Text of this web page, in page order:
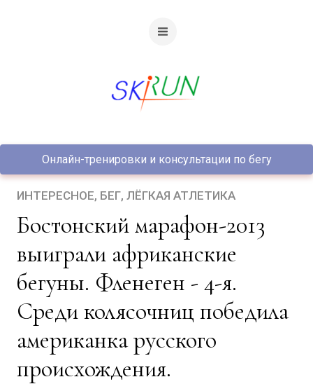
Онлайн-тренировки и консультации по бегу
ИНТЕРЕСНОЕ БЕГ ЛЁГКАЯ АТЛЕТИКА
Бостонский марафон-2013
выиграли африканские
бегуны. Фленеген - 4-я.
Среди колясочниц победила
американка русского
происхождения.